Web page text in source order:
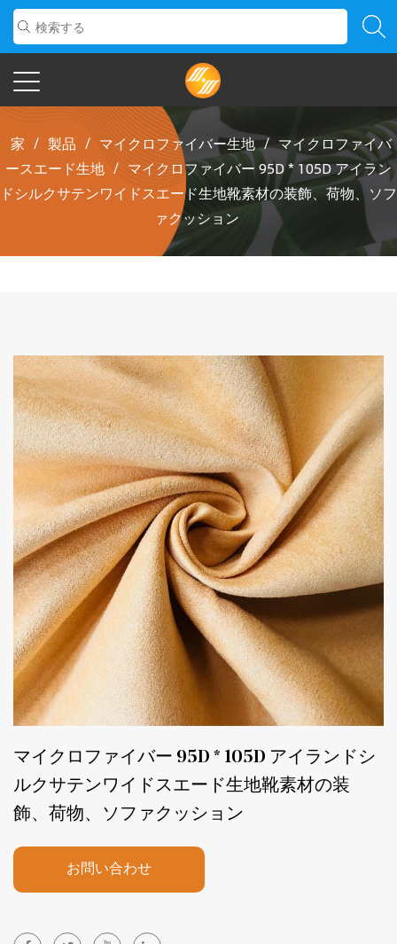
家 / 製品 / マイクロファイバー生地 / マイクロファイバ
ースエード生地 / マイクロファイバー 95D * 105D アイラン
ドシルクサテンワイドスエード生地靴素材の装飾、荷物、ソフ
ァクッション
マイクロファイバー 95D * 105D アイランドシ
ルクサテンワイドスエード生地靴素材の装
飾、荷物、ソファクッション
お問い合わせ